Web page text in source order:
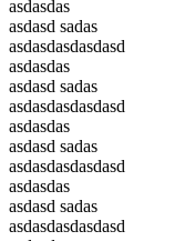
asdasdas
asdasd sadas
asdasdasdasdasd
asdasdas
asdasd sadas
asdasdasdasdasd
asdasdas
asdasd sadas
asdasdasdasdasd
asdasdas
asdasd sadas
asdasdasdasdasd